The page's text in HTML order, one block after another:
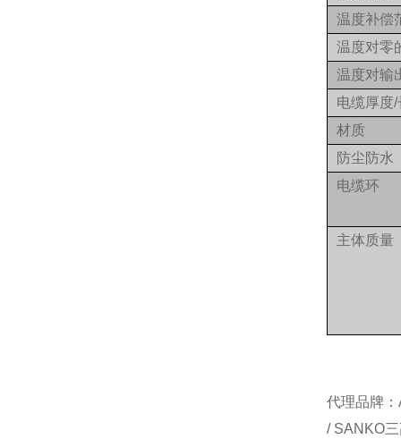
温度补偿
温度对零
温度对输
电缆厚度/
材质
防尘防水
电缆环
主体质量
代理品牌
/ SANKO